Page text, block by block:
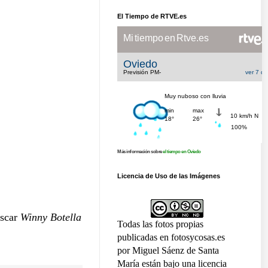
Winny Botella
El Tiempo de RTVE.es
Más información sobreel tiempo en Oviedo
Licencia de Uso de las Imágenes
Todas las fotos propias
publicadas en fotosycosas.es
por Miguel Sáenz de Santa
María están bajo una licencia